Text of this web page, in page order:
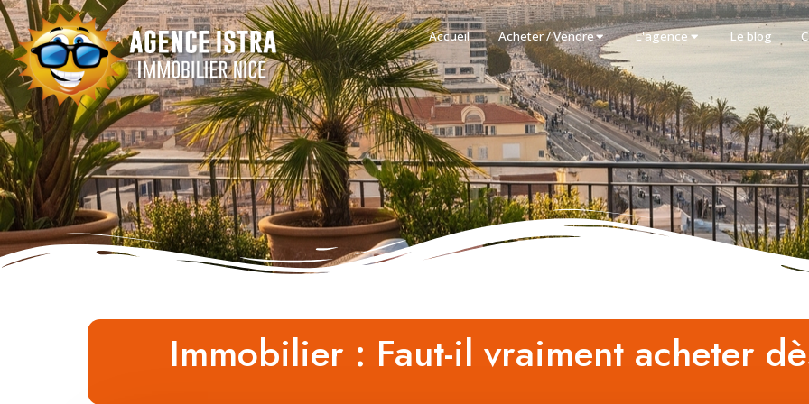
Accueil Acheter / Vendre L'agence Le blog
Immobilier : Faut-il vraiment acheter